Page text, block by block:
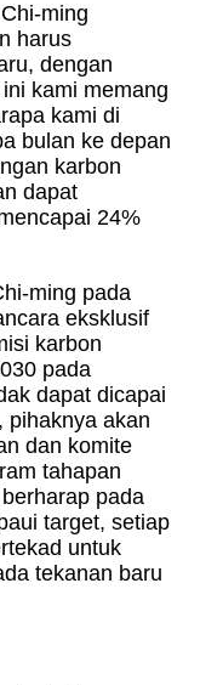
ming
harus
dengan
kami memang
kami di
bulan ke depan
karbon
dapat
24%
ming pada
eksklusif
karbon
pada
dapat dicapai
pihaknya akan
dan komite
tahapan
pada
target, setiap
untuk
tekanan baru